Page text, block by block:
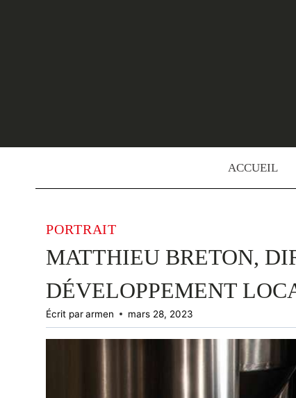
ACCUEIL
PORTRAIT
MATTHIEU BRETON,
DÉVELOPPEMENT
Écrit pararmen mars 28, 2023